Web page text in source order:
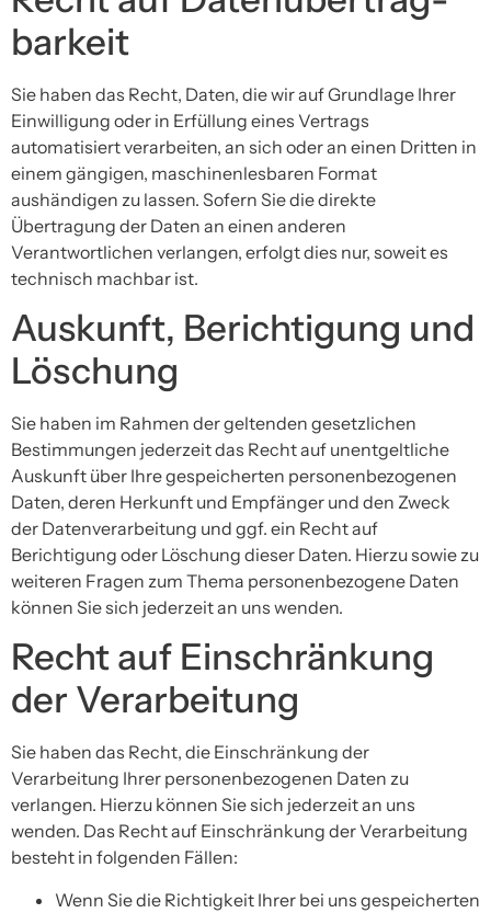
barkeit
Sie haben das Recht, Daten, die wir auf Grundlage Ihrer
Einwilligung oder in Erfüllung eines Vertrags
automatisiert verarbeiten, an sich oder an einen Dritten in
einem gängigen, maschinenlesbaren Format
aushändigen zu lassen. Sofern Sie die direkte
Übertragung der Daten an einen anderen
Verantwortlichen verlangen, erfolgt dies nur, soweit es
technisch machbar ist.
Auskunft, Berichtigung und
Löschung
Sie haben im Rahmen der geltenden gesetzlichen
Bestimmungen jederzeit das Recht auf unentgeltliche
Auskunft über Ihre gespeicherten personenbezogenen
Daten, deren Herkunft und Empfänger und den Zweck
der Datenverarbeitung und ggf. ein Recht auf
Berichtigung oder Löschung dieser Daten. Hierzu sowie zu
weiteren Fragen zum Thema personenbezogene Daten
können Sie sich jederzeit an uns wenden.
Recht auf Einschränkung
der Verarbeitung
Sie haben das Recht, die Einschränkung der
Verarbeitung Ihrer personenbezogenen Daten zu
verlangen. Hierzu können Sie sich jederzeit an uns
wenden. Das Recht auf Einschränkung der Verarbeitung
besteht in folgenden Fällen:
Wenn Sie die Richtigkeit Ihrer bei uns gespeicherten